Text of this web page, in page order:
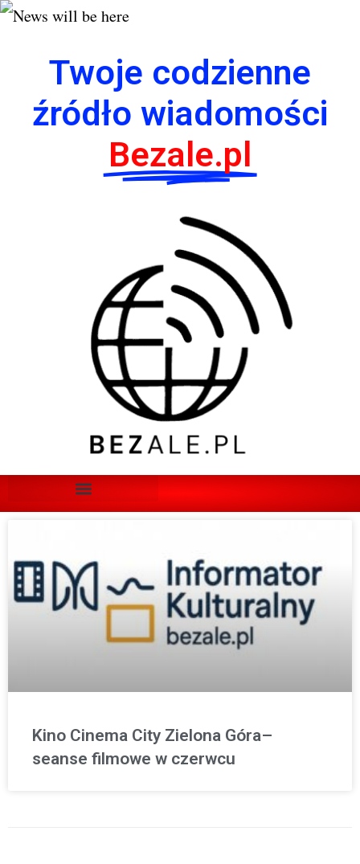
Twoje codzienne
źródło wiadomości
Bezale.pl
Kino Cinema City Zielona Góra–
seanse filmowe w czerwcu